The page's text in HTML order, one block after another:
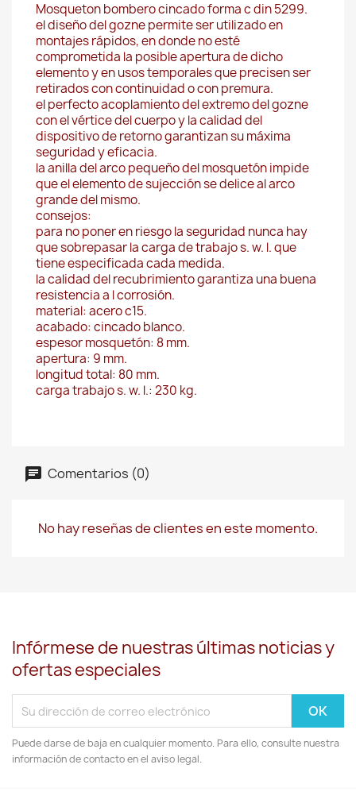
Mosqueton bombero cincado forma c din 5299.
el diseño del gozne permite ser utilizado en
montajes rápidos, en donde no esté
comprometida la posible apertura de dicho
elemento y en usos temporales que precisen ser
retirados con continuidad o con premura.
el perfecto acoplamiento del extremo del gozne
con el vértice del cuerpo y la calidad del
dispositivo de retorno garantizan su máxima
seguridad y eficacia.
la anilla del arco pequeño del mosquetón impide
que el elemento de sujección se delice al arco
grande del mismo.
consejos:
para no poner en riesgo la seguridad nunca hay
que sobrepasar la carga de trabajo s. w. l. que
tiene especificada cada medida.
la calidad del recubrimiento garantiza una buena
resistencia a l corrosión.
material: acero c15.
acabado: cincado blanco.
espesor mosquetón: 8 mm.
apertura: 9 mm.
longitud total: 80 mm.
carga trabajo s. w. l.: 230 kg.
Comentarios (0)
No hay reseñas de clientes en este momento.
Infórmese de nuestras últimas noticias y
ofertas especiales
Puede darse de baja en cualquier momento. Para ello, consulte nuestra
información de contacto en el aviso legal.